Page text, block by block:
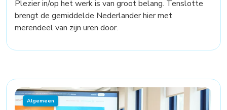
Plezier in/op het werk is van groot belang. Tenslotte
brengt de gemiddelde Nederlander hier met
merendeel van zijn uren door.
Algemeen